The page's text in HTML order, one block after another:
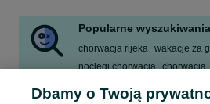
Popularne wyszukiwania
chorwacja rijeka wakacje za
noclegi chorwacja chorwacja
Dbamy o Twoją